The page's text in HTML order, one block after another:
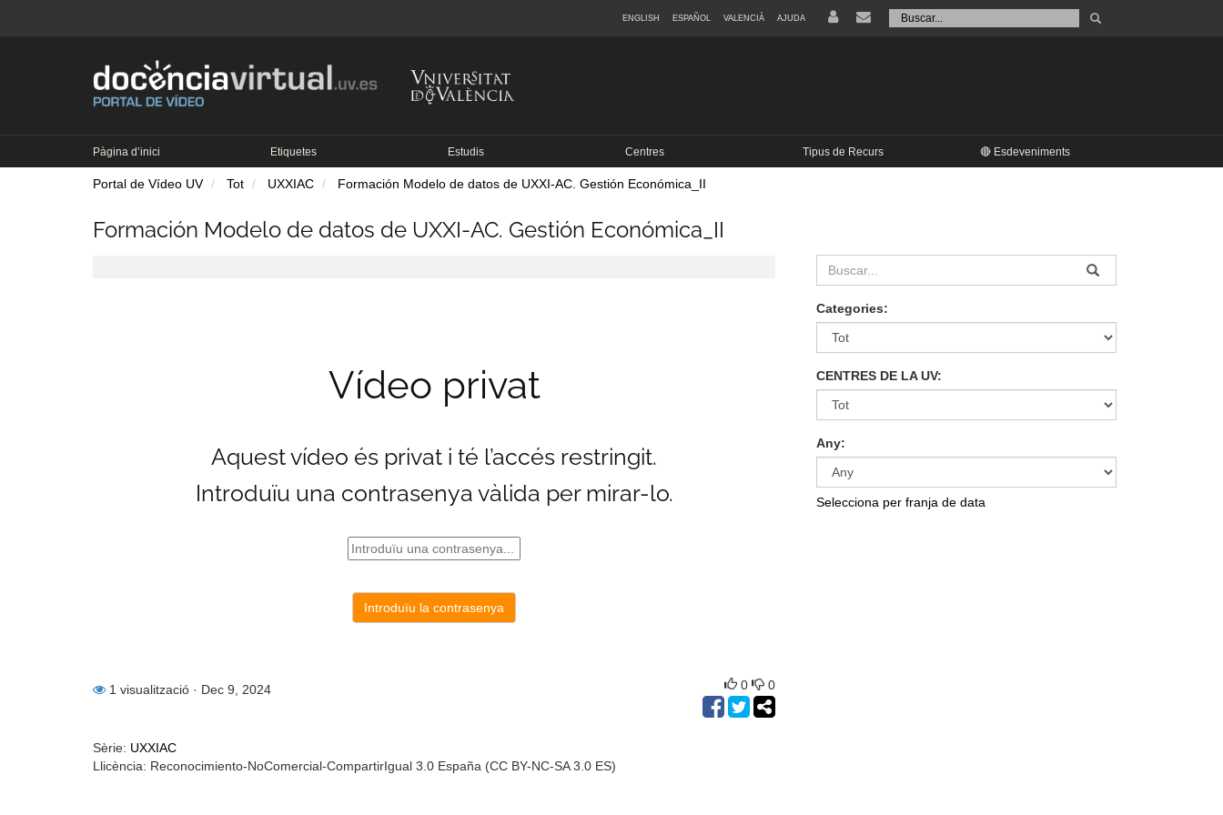
Buscar
Tramet
ENGLISH ESPAÑOL VALENCIÀ AJUDA
Pàgina d’inici Etiquetes Estudis Centres Tipus de Recurs 🔴 Esdeveniments
Portal de Vídeo UV Tot UXXIAC Formación Modelo de datos de UXXI-AC. Gestión Económica_II
Formación Modelo de datos de UXXI-AC. Gestión Económica_II
1 visualització · Dec 9, 2024 0 0
Sèrie: UXXIAC
Llicència: Reconocimiento-NoComercial-CompartirIgual 3.0 España (CC BY-NC-SA 3.0 ES)
Categories:
CENTRES DE LA UV:
Any:
Selecciona per franja de data